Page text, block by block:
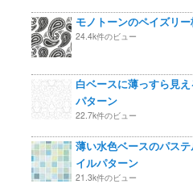
モノトーンのペイズリ
24.4k件のビュー
白ベースに薄っすら見
パターン
22.7k件のビュー
薄い水色ベースのパス
イルパターン
21.3k件のビュー